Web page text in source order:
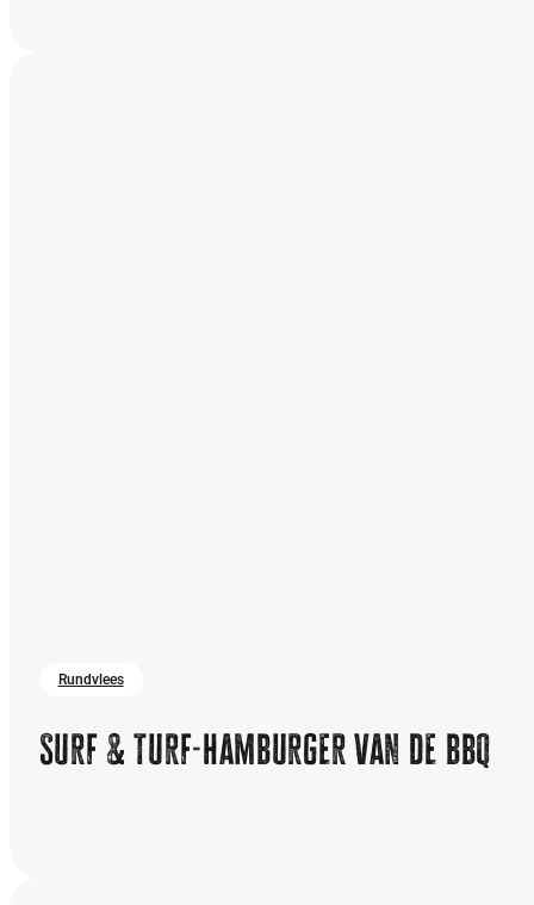
Rundvlees
Surf & turf-hamburger van de bbq